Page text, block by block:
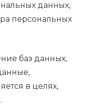
данных,
персональных
баз данных,
в целях,